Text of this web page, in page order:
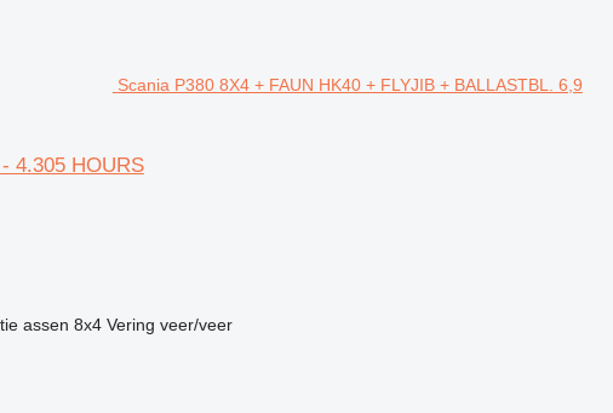
Scania P380 8X4 + FAUN HK40 + FLYJIB + BALLASTBL. 6,9
4.305 HOURS
assen 8x4 Vering veer/veer